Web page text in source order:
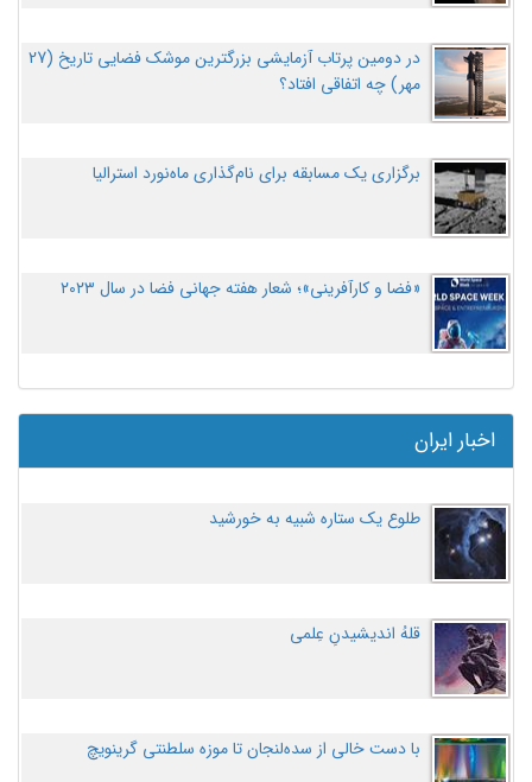
در دومین پرتاب آزمایشی بزرگترین موشک فضایی تاریخ (27
مهر‌) چه اتفاقی افتاد؟
برگزاری یک مسابقه برای نام‌گذاری ماه‌نورد استرالیا
«فضا و کارآفرینی»؛ شعار هفته جهانی فضا در سال ۲۰۲۳
اخبار ایران
طلوع یک ستاره شبیه به خورشید
قلهُ اندیشیدنِ عِلمی
با دست خالی از سده‌لنجان تا موزه سلطنتی گرینویچ